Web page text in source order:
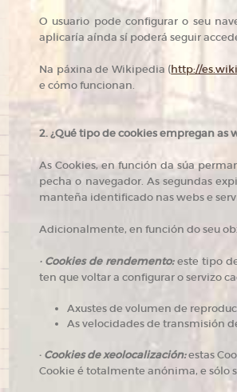
O usuario pode configurar o seu
aplicaría aínda sí poderá seguir
Na páxina de Wikipedia (http://
e cómo funcionan.
2. ¿Qué tipo de cookies empregan as
As Cookies, en función da súa
pecha o navegador. As segundas
manteña identificado nas webs e
Adicionalmente, en función do seu
· Cookies de rendemento:este tipo
ten que voltar a configurar o servizo
Axustes de volumen de
As velocidades de transmisión
· Cookies de xeolocalización:estas
Cookie é totalmente anónima, e sólo